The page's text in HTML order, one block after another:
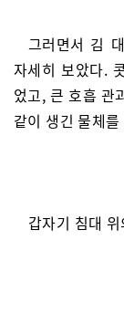
그러면서 김
자세히 보았다.
었고, 큰 호흡 관
같이 생긴 물체
갑자기 침대